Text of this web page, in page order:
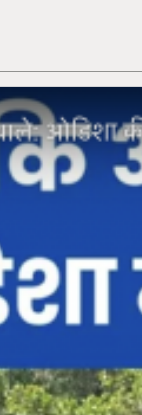
via social media
की ये आदिवासी